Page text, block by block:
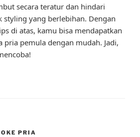
secara teratur dan hindari
styling yang berlebihan. Dengan
di atas, kamu bisa mendapatkan
pria pemula dengan mudah. Jadi,
PRIA